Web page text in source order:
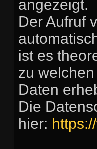
angezeigt.
Der Aufruf
ist es
zu
Daten
Die
hier: